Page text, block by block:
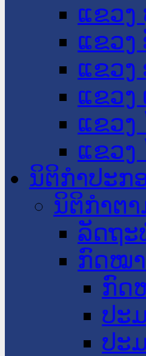
ແຂວງ
ແຂວງ
ແຂວງ
ແຂວງ
ແຂວງ
ແຂວງ
ນິຕິກໍາປະກ
ນິຕິກໍາຕ
ລັດຖະ
ກົດໝ
ກົດ
ປະ
ປະ